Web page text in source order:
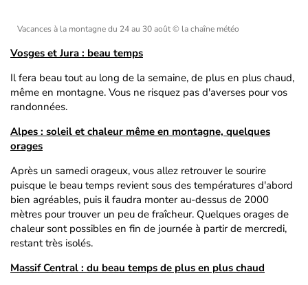
Vacances à la montagne du 24 au 30 août© la chaîne météo
Vosges et Jura : beau temps
Il fera beau tout au long de la semaine, de plus en plus chaud,
même en montagne. Vous ne risquez pas d'averses pour vos
randonnées.
Alpes : soleil et chaleur même en montagne, quelques
orages
Après un samedi orageux, vous allez retrouver le sourire
puisque le beau temps revient sous des températures d'abord
bien agréables, puis il faudra monter au-dessus de 2000
mètres pour trouver un peu de fraîcheur. Quelques orages de
chaleur sont possibles en fin de journée à partir de mercredi,
restant très isolés.
Massif Central : du beau temps de plus en plus chaud